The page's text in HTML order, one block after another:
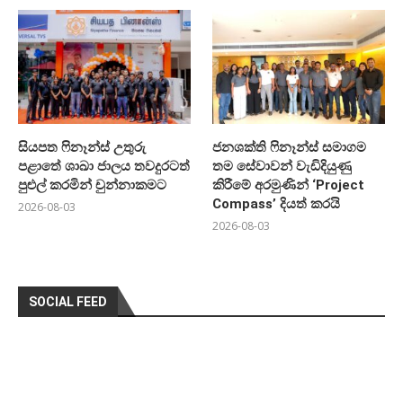
සියපත ෆිනෑන්ස් උතුරු
පළාතේ ශාඛා ජාලය තවදුරටත්
පුළුල් කරමින් චුන්නාකමට
2026-08-03
ජනශක්ති ෆිනෑන්ස් සමාගම
තම සේවාවන් වැඩිදියුණු
කිරීමේ අරමුණින් ‘Project
Compass’ දියත් කරයි
2026-08-03
SOCIAL FEED